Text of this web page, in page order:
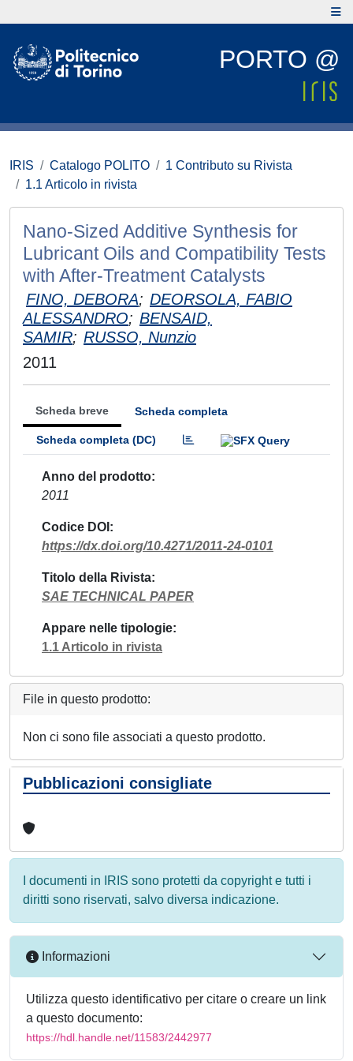
PORTO @
IRIS Catalogo POLITO
1 Contributo su Rivista
1.1 Articolo in rivista
Nano-Sized Additive Synthesis for
Lubricant Oils and Compatibility Tests
with After-Treatment Catalysts
FINO, DEBORA; DEORSOLA, FABIO
ALESSANDRO; BENSAID,
SAMIR; RUSSO, Nunzio
2011
Scheda breve Scheda completa
Scheda completa (DC)
Anno del prodotto
2011
Codice DOI
https://dx.doi.org/10.4271/2011-24-0101
Titolo della Rivista
SAE TECHNICAL PAPER
Appare nelle tipologie
1.1 Articolo in rivista
File in questo prodotto:
Non ci sono file associati a questo prodotto.
Pubblicazioni consigliate
I documenti in IRIS sono protetti da copyright e tutti i
diritti sono riservati, salvo diversa indicazione.
Informazioni
Utilizza questo identificativo per citare o creare un link
a questo documento:
https://hdl.handle.net/11583/2442977